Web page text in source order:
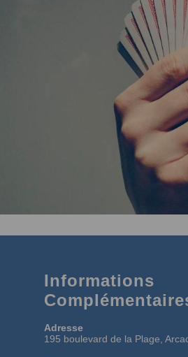
Informations
Adresse
195 boulevard de la Plage,